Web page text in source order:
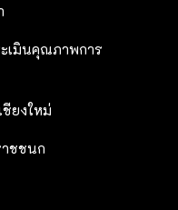
เมินคุณภาพการ
ยงใหม่
ชชนก